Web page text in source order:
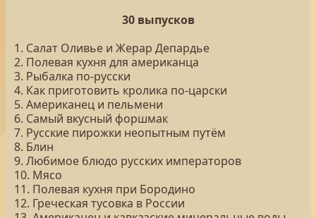
30 выпусков
1. Салат Оливье и Жерар Депардье
2. Полевая кухня для американца
3. Рыбалка по-русски
4. Как приготовить кролика по-царски
5. Американец и пельмени
6. Самый вкусный форшмак
7. Русские пирожки неопытным путём
8. Блин
9. Любимое блюдо русских императоров
10. Мясо
11. Полевая кухня при Бородино
12. Греческая тусовка в России